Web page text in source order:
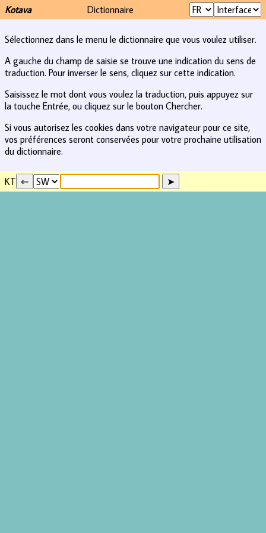
Kotava Dictionnaire
Sélectionnez dans le menu le dictionnaire que vous voulez utiliser.
A gauche du champ de saisie se trouve une indication du sens de
traduction. Pour inverser le sens, cliquez sur cette indication.
Saisissez le mot dont vous voulez la traduction, puis appuyez sur
la touche Entrée, ou cliquez sur le bouton Chercher.
Si vous autorisez les cookies dans votre navigateur pour ce site,
vos préférences seront conservées pour votre prochaine utilisation
du dictionnaire.
KT